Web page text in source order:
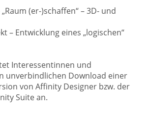
(er-)schaffen“ – 3D- und
– Entwicklung eines „logischen“
Interessentinnen und
unverbindlichen Download einer
von Affinity Designer bzw. der
Suite an.